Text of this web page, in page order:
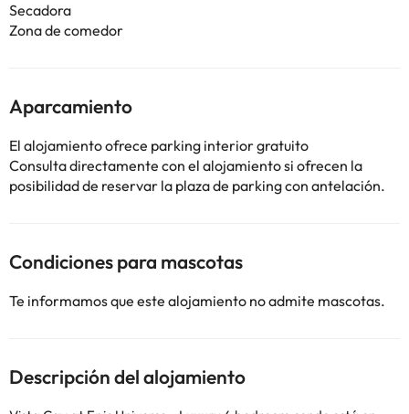
Secadora
Zona de comedor
Aparcamiento
El alojamiento ofrece parking interior gratuito
Consulta directamente con el alojamiento si ofrecen la
posibilidad de reservar la plaza de parking con antelación.
Condiciones para mascotas
Te informamos que este alojamiento no admite mascotas.
Descripción del alojamiento